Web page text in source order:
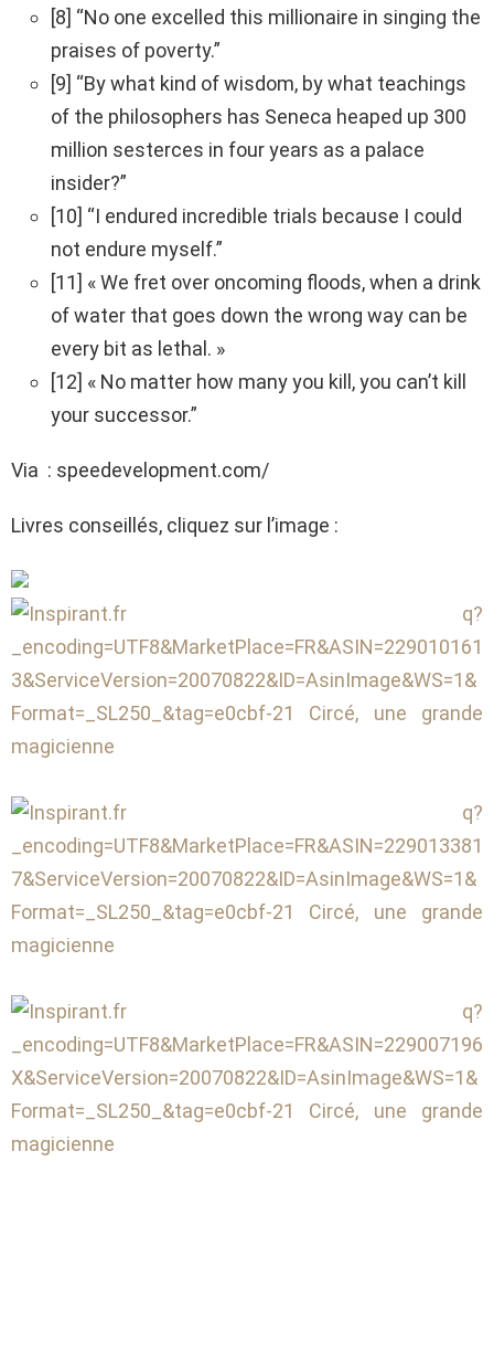
[8] “No one excelled this millionaire in singing the
praises of poverty.”
[9] “By what kind of wisdom, by what teachings
of the philosophers has Seneca heaped up 300
million sesterces in four years as a palace
insider?”
[10] “I endured incredible trials because I could
not endure myself.”
[11] « We fret over oncoming floods, when a drink
of water that goes down the wrong way can be
every bit as lethal. »
[12] « No matter how many you kill, you can’t kill
your successor.”
Via : speedevelopment.com/
Livres conseillés, cliquez sur l’image :